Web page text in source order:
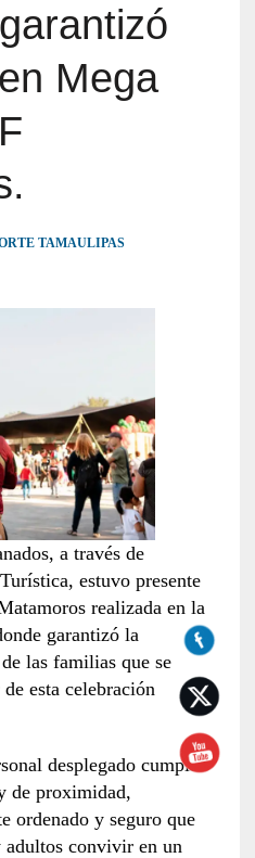
Mega
TAMAULIPAS
a través de
estuvo presente
realizada en la
garantizó la
las familias que se
esta celebración
desplegado cumplió
de proximidad,
ordenado y seguro que
convivir en un